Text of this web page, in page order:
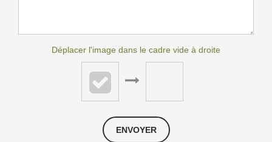
Déplacer l'image dans le cadre vide à droite
ENVOYER